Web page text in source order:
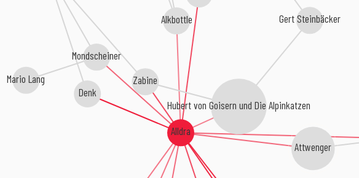
Alldra
Denk
Zabine
Mondscheiner
Attwenger
Hubert von Goisern und Die Alpinkatzen
Alkbottle Gert Steinbäcker
Mario Lang